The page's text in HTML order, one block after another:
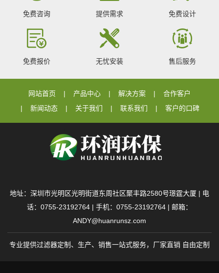
免费咨询 提供需求 免费设计
免费报价 无忧安装 售后服务
网站首页 产品中心 解决方案
合作客户
新闻动态
关于我们 联系我们 客户的口碑
地址：深圳市光明区光明街道东周社区聚丰路2580号璟霆大厦 | 电
话：0755-23192764 | 手机：0755-23192764 | 邮箱：
ANDY@huanrunsz.com
专业提供过滤器定制、生产、销售一站式服务，厂家直销 自由定制